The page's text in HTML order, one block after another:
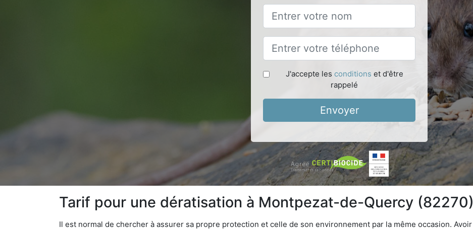
J'accepte les conditions et d'être
rappelé
Envoyer
Tarif pour une dératisation à Montpezat-de-Quercy (82270)
Il est normal de chercher à assurer sa propre protection et celle de son environnement par la même occasion. Avoir